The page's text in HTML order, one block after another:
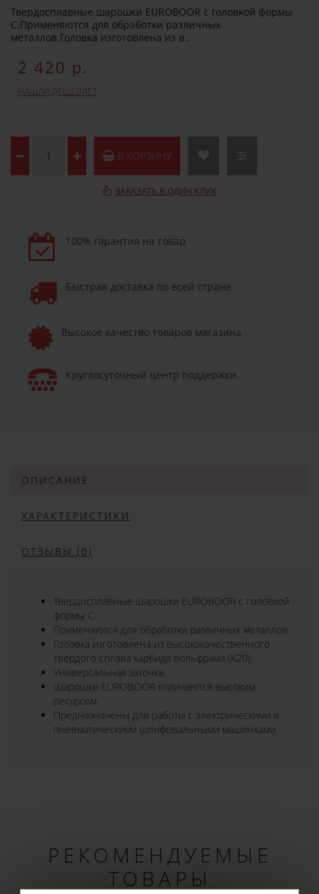
Твердосплавные шарошки EUROBOOR с головкой формы
C.Применяются для обработки различных
металлов.Головка изготовлена из в..
2 420 р.
НАШЛИ ДЕШЕВЛЕ?
В КОРЗИНУ
ЗАКАЗАТЬ В ОДИН КЛИК
100% гарантия на товар
Быстрая доставка по всей стране
Высокое качество товаров магазина
Круглосуточный центр поддержки
ОПИСАНИЕ
ХАРАКТЕРИСТИКИ
ОТЗЫВЫ (0)
Твердосплавные шарошки EUROBOOR с головкой
формы C.
Применяются для обработки различных металлов.
Головка изготовлена из высококачественного
твердого сплава карбида вольфрама (K20).
Универсальная заточка.
Шарошки EUROBOOR отличаются высоким
ресурсом.
Предназначены для работы с электрическими и
пневматическими шлифовальными машинками.
РЕКОМЕНДУЕМЫЕ
ТОВАРЫ